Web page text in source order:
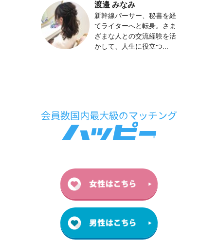
渡邉 みなみ
新幹線パーサー、秘書を経
てライターへと転身。さま
ざまな人との交流経験を活
かして、人生に役立つ...